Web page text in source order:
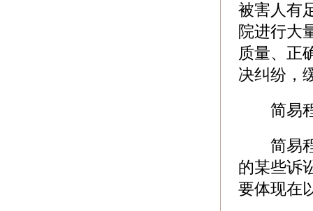
被害人有
院进行大
质量、正
决纠纷，
简易程
简易程
的某些诉
要体现在